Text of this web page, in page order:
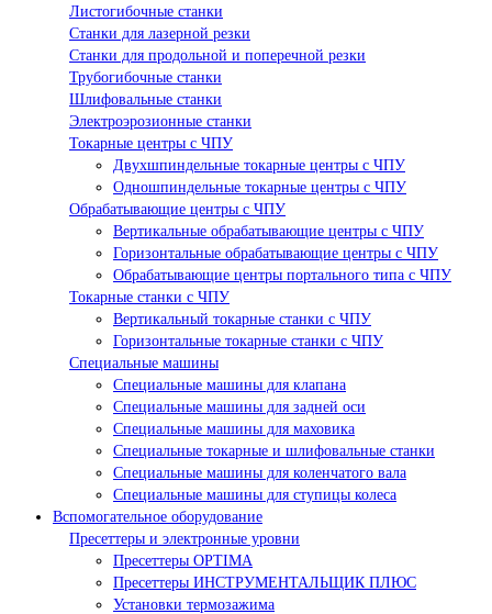
Листогибочные станки
Станки для лазерной резки
Станки для продольной и поперечной резки
Трубогибочные станки
Шлифовальные станки
Электроэрозионные станки
Токарные центры с ЧПУ
Двухшпиндельные токарные центры с ЧПУ
Одношпиндельные токарные центры с ЧПУ
Обрабатывающие центры с ЧПУ
Вертикальные обрабатывающие центры с ЧПУ
Горизонтальные обрабатывающие центры с ЧПУ
Обрабатывающие центры портального типа с ЧПУ
Токарные станки с ЧПУ
Вертикальный токарные станки с ЧПУ
Горизонтальные токарные станки с ЧПУ
Специальные машины
Специальные машины для клапана
Специальные машины для задней оси
Специальные машины для маховика
Специальные токарные и шлифовальные станки
Специальные машины для коленчатого вала
Специальные машины для ступицы колеса
Вспомогательное оборудование
Пресеттеры и электронные уровни
Пресеттеры OPTIMA
Пресеттеры ИНСТРУМЕНТАЛЬЩИК ПЛЮС
Установки термозажима